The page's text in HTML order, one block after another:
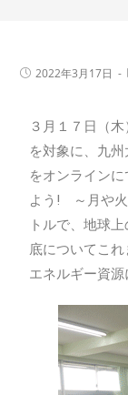
2022年3月17日
３月１７日（
を対象に、九
をオンライン
よう! ～月や火
トルで、地球
底についてこ
エネルギー資源